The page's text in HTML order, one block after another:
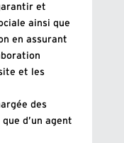
et
ainsi que
en assurant
et les
des
d’un agent